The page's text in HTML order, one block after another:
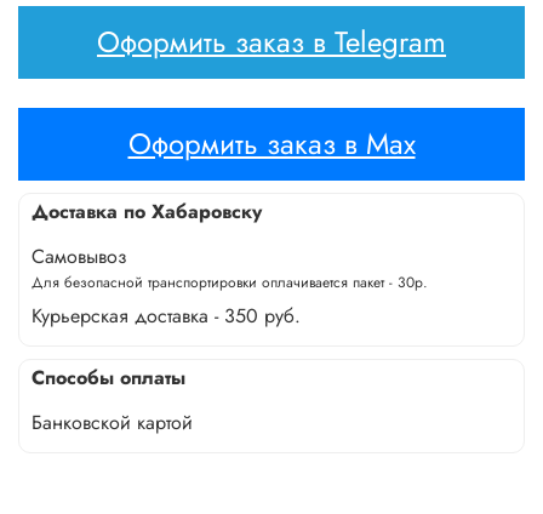
Оформить заказ в Telegram
Оформить заказ в Max
Доставка по Хабаровску
Самовывоз
Для безопасной транспортировки оплачивается пакет - 30р.
Курьерская доставка - 350 руб.
Способы оплаты
Банковской картой